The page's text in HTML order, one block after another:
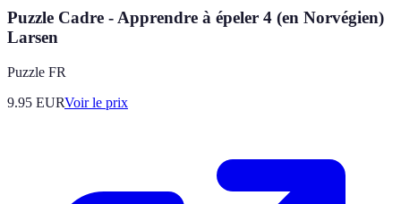
Puzzle Cadre - Apprendre à épeler 4 (en Norvégien)
Larsen
Puzzle FR
9.95 EURVoir le prix